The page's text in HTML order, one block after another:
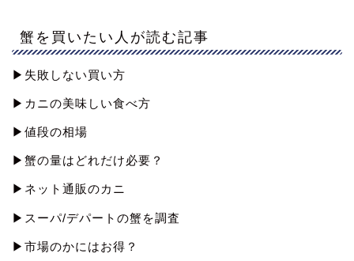
蟹を買いたい人が読む記事
▶︎失敗しない買い方
▶︎カニの美味しい食べ方
▶︎値段の相場
▶︎蟹の量はどれだけ必要？
▶︎ネット通販のカニ
▶︎スーパ/デパートの蟹を調査
▶︎市場のかにはお得？